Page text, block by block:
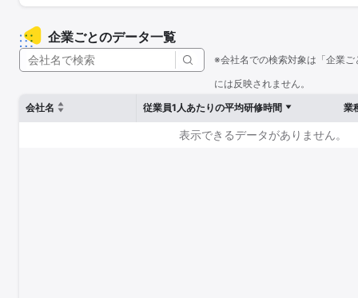
企業ごとのデータ一覧
※会社名での検索対象は「企業
には反映されません。
会社名
従業員1人あたりの平均研修時間 業
表示できるデータがありません。